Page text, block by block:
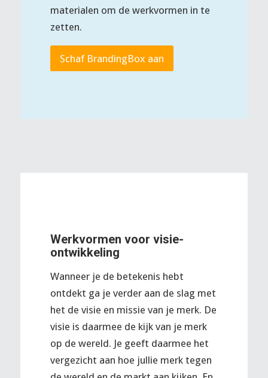
materialen om de werkvormen in te
zetten.
Schaf BrandingBox aan
Werkvormen voor visie-
ontwikkeling
Wanneer je de betekenis hebt
ontdekt ga je verder aan de slag met
het de visie en missie van je merk. De
visie is daarmee de kijk van je merk
op de wereld. Je geeft daarmee het
vergezicht aan hoe jullie merk tegen